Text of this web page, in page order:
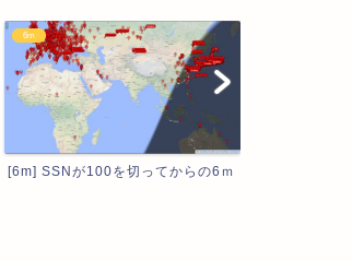
DIARY
[DIARY] WSJT-X Improved 3.1....